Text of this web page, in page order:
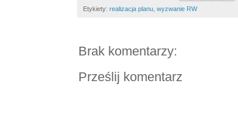
Etykiety: realizacja planu, wyzwanie RW
Brak komentarzy:
Prześlij komentarz